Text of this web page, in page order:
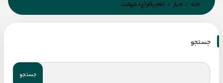
خانه / اخبار / امام باقر(ع)، شهادت
جستجو